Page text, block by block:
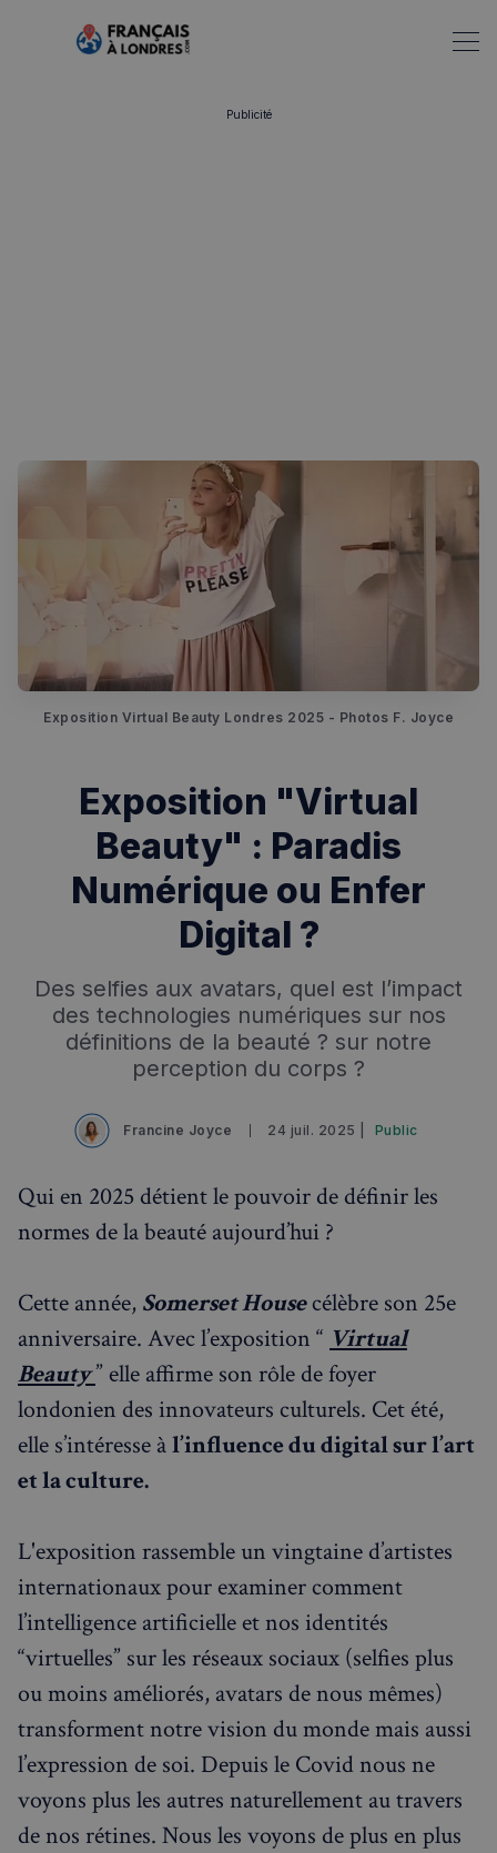
Rechercher dans Français à Londres - Magazine
RECHERCHES POPULAIRES
Annuaire des professionnels
Visites guidées
Événements à venir
Publicité
Exposition Virtual Beauty Londres 2025 - Photos F. Joyce
Exposition "Virtual
Beauty" : Paradis
Numérique ou Enfer
Digital ?
Des selfies aux avatars, quel est l’impact
des technologies numériques sur nos
définitions de la beauté ? sur notre
perception du corps ?
Francine Joyce 24 juil. 2025 | Public
Qui en 2025 détient le pouvoir de définir les
normes de la beauté aujourd’hui ?
Cette année, Somerset Housecélèbre son 25e
anniversaire. Avec l’exposition “ Virtual
Beauty” elle affirme son rôle de foyer
londonien des innovateurs culturels. Cet été,
elle s’intéresse àl’influence du digital sur l’art
et la culture.
L'exposition rassemble un vingtaine d’artistes
internationaux pour examiner comment
l’intelligence artificielle et nos identités
“virtuelles” sur les réseaux sociaux (selfies plus
ou moins améliorés, avatars de nous mêmes)
transforment notre vision du monde mais aussi
l’expression de soi. Depuis le Covid nous ne
voyons plus les autres naturellement au travers
de nos rétines. Nous les voyons de plus en plus